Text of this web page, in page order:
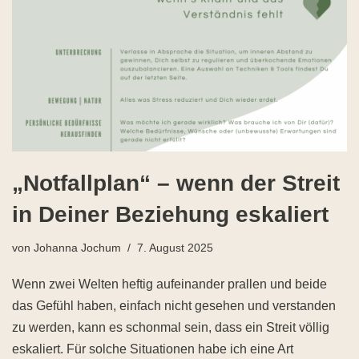
„Notfallplan“ – wenn der Streit
in Deiner Beziehung eskaliert
von Johanna Jochum 7. August 2025
Wenn zwei Welten heftig aufeinander prallen und beide
das Gefühl haben, einfach nicht gesehen und verstanden
zu werden, kann es schonmal sein, dass ein Streit völlig
eskaliert. Für solche Situationen habe ich eine Art